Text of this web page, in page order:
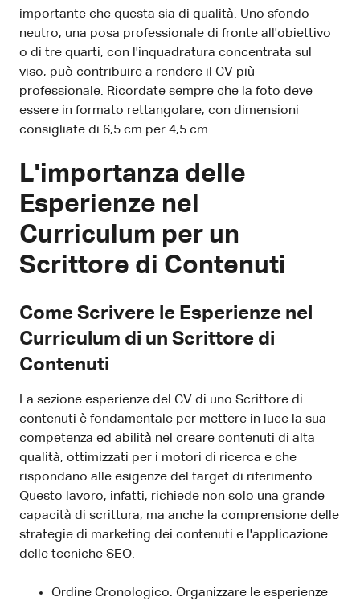
importante che questa sia di qualità. Uno sfondo
neutro, una posa professionale di fronte all'obiettivo
o di tre quarti, con l'inquadratura concentrata sul
viso, può contribuire a rendere il CV più
professionale. Ricordate sempre che la foto deve
essere in formato rettangolare, con dimensioni
consigliate di 6,5 cm per 4,5 cm.
L'importanza delle
Esperienze nel
Curriculum per un
Scrittore di Contenuti
Come Scrivere le Esperienze nel
Curriculum di un Scrittore di
Contenuti
La sezione esperienze del CV di uno Scrittore di
contenuti è fondamentale per mettere in luce la sua
competenza ed abilità nel creare contenuti di alta
qualità, ottimizzati per i motori di ricerca e che
rispondano alle esigenze del target di riferimento.
Questo lavoro, infatti, richiede non solo una grande
capacità di scrittura, ma anche la comprensione delle
strategie di marketing dei contenuti e l'applicazione
delle tecniche SEO.
Ordine Cronologico: Organizzare le esperienze